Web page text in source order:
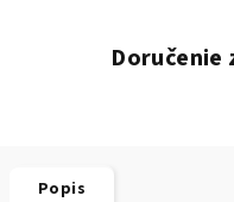
Doručenie
Popis